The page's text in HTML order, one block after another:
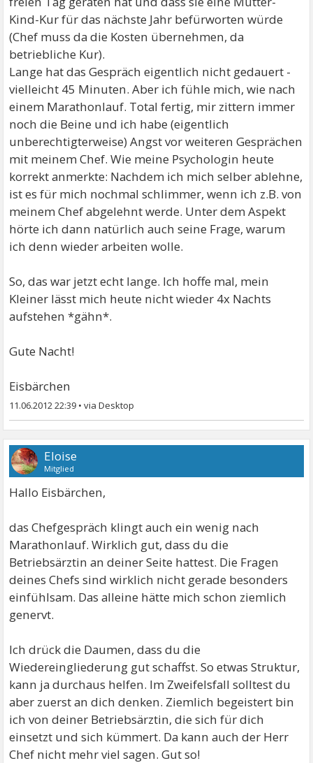
Kind-Kur für das nächste Jahr befürworten würde
(Chef muss da die Kosten übernehmen, da
betriebliche Kur).
Lange hat das Gespräch eigentlich nicht gedauert -
vielleicht 45 Minuten. Aber ich fühle mich, wie nach
einem Marathonlauf. Total fertig, mir zittern immer
noch die Beine und ich habe (eigentlich
unberechtigterweise) Angst vor weiteren Gesprächen
mit meinem Chef. Wie meine Psychologin heute
korrekt anmerkte: Nachdem ich mich selber ablehne,
ist es für mich nochmal schlimmer, wenn ich z.B. von
meinem Chef abgelehnt werde. Unter dem Aspekt
hörte ich dann natürlich auch seine Frage, warum
ich denn wieder arbeiten wolle.
So, das war jetzt echt lange. Ich hoffe mal, mein
Kleiner lässt mich heute nicht wieder 4x Nachts
aufstehen *gähn*.
Gute Nacht!
Eisbärchen
11.06.2012 22:39 •
Eloise
Mitglied
Hallo Eisbärchen,
das Chefgespräch klingt auch ein wenig nach
Marathonlauf. Wirklich gut, dass du die
Betriebsärztin an deiner Seite hattest. Die Fragen
deines Chefs sind wirklich nicht gerade besonders
einfühlsam. Das alleine hätte mich schon ziemlich
genervt.
Ich drück die Daumen, dass du die
Wiedereingliederung gut schaffst. So etwas Struktur,
kann ja durchaus helfen. Im Zweifelsfall solltest du
aber zuerst an dich denken. Ziemlich begeistert bin
ich von deiner Betriebsärztin, die sich für dich
einsetzt und sich kümmert. Da kann auch der Herr
Chef nicht mehr viel sagen. Gut so!